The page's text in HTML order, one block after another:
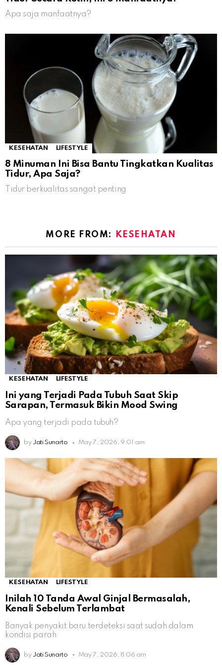
Apa saja manfaatnya?
KESEHATAN LIFESTYLE
8 Minuman Ini Bisa Bantu Tingkatkan Kualitas
Tidur, Apa Saja?
Tidur berkualitas sangat penting
MORE FROM: KESEHATAN
KESEHATAN LIFESTYLE
Ini yang Terjadi Pada Tubuh Saat Skip
Sarapan, Termasuk Bikin Mood Swing
Apa yang terjadi pada tubuh?
by Jati Sunarto May 7, 2026, 9:01 am
KESEHATAN LIFESTYLE
Inilah 10 Tanda Awal Ginjal Bermasalah,
Kenali Sebelum Terlambat
Banyak penyakit baru terdeteksi saat sudah dalam
kondisi parah
by Jati Sunarto May 7, 2026, 8:06 am